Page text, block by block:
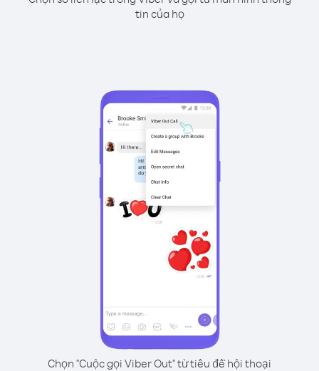
tin của họ
Chọn "Cuộc gọi Viber Out" từ tiêu đề hội thoại